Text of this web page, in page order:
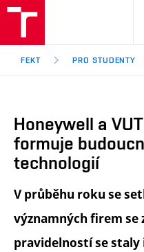
Brno
FEKT PRO STUDENTY
Honeywell a
formuje
technologií
V průběhu roku se
významných firem se
pravidelností se